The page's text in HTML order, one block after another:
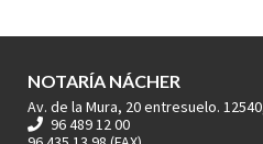
NOTARÍA NÁCHER
Av. de la Mura, 20 entresuelo.
96 489 12 00